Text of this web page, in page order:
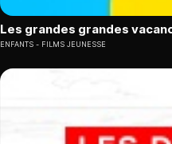
Les grandes grandes
ENFANTS FILMS JEUNESSE